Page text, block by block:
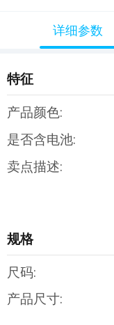
详细参数
特征
产品颜色:
是否含电池:
卖点描述:
规格
尺码:
产品尺寸: